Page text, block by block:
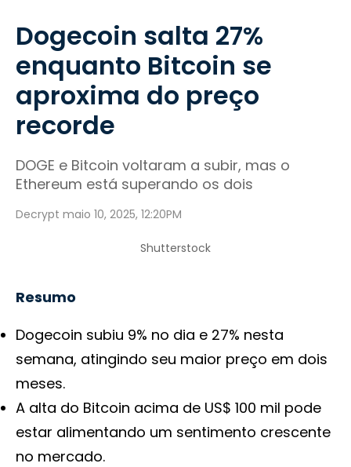
Dogecoin salta 27%
enquanto Bitcoin se
aproxima do preço
recorde
DOGE e Bitcoin voltaram a subir, mas o
Ethereum está superando os dois
Decrypt maio 10, 2025, 12:20PM
Shutterstock
Resumo
Dogecoin subiu 9% no dia e 27% nesta
semana, atingindo seu maior preço em dois
meses.
A alta do Bitcoin acima de US$ 100 mil pode
estar alimentando um sentimento crescente
no mercado.